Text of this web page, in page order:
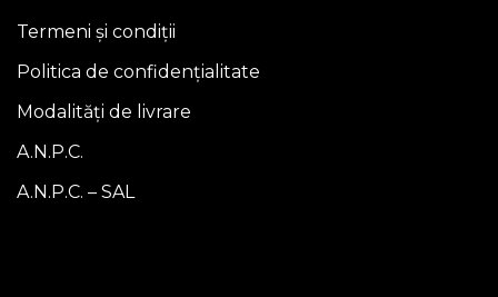
Termeni și condiții
Politica de confidențialitate
Modalități de livrare
A.N.P.C.
A.N.P.C. – SAL